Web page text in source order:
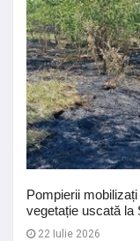
Pompierii
vegetație uscată la
22 Iulie 2026